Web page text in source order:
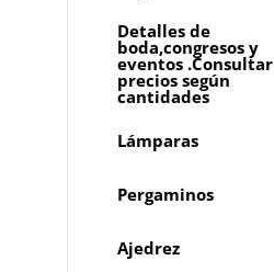
Detalles de
boda,congresos y
eventos .Consultar
precios según
cantidades
Lámparas
Pergaminos
Ajedrez